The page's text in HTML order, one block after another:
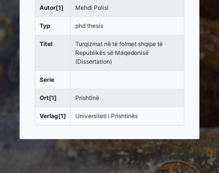
Autor[1] Mehdi Polisi
Typ phd thesis
Titel
Turqizmat në të folmet shqipe të
Republikës së Maqedonisë
(Dissertation)
Serie
Ort[1] Prishtinë
Verlag[1] Universiteti i Prishtinës